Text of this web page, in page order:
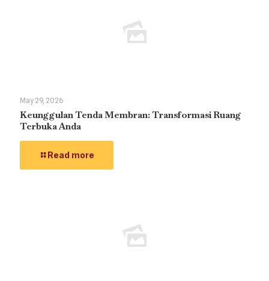
May 29, 2026
Keunggulan Tenda Membran: Transformasi Ruang
Terbuka Anda
Read more